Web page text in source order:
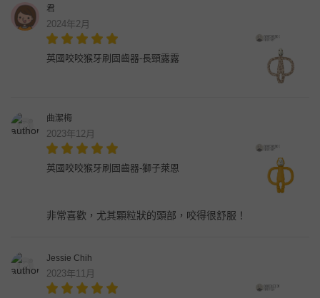
君
2024年2月
英國咬咬猴牙刷固齒器-長頸露露
曲潔梅
2023年12月
英國咬咬猴牙刷固齒器-獅子萊恩
非常喜歡，尤其顆粒狀的頭部，咬得很舒服！
Jessie Chih
2023年11月